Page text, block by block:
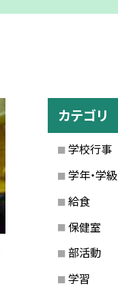
カテゴリ
学校行事
学年・学級
給食
保健室
部活動
学習